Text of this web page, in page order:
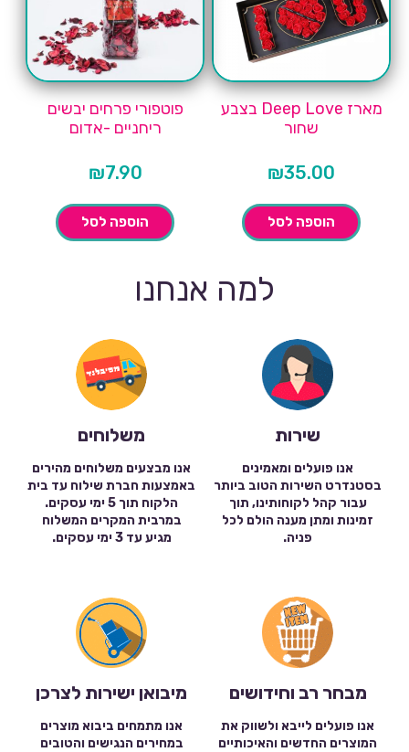
מארז Deep Love בצבע
שחור
₪35.00
הוספה לסל
פוטפורי פרחים יבשים
ריחניים -אדום
₪7.90
הוספה לסל
למה אנחנו
שירות
אנו פועלים ומאמינים
בסטנדרט השירות הטוב ביותר
עבור קהל לקוחותינו, תוך
זמינות ומתן מענה הולם לכל
פניה.
משלוחים
אנו מבצעים משלוחים מהירים
באמצעות חברת שילוח עד בית
הלקוח תוך 5 ימי עסקים.
במרבית המקרים המשלוח
מגיע עד 3 ימי עסקים.
מבחר רב וחידושים
אנו פועלים לייבא ולשווק את
המוצרים החדשים והאיכותיים
מיבואן ישירות לצרכן
אנו מתמחים ביבוא מוצרים
במחירים הנגישים והטובים